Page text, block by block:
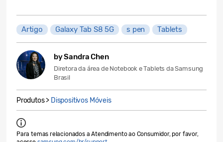
Artigo Galaxy Tab S8 5G s pen Tablets
by Sandra Chen
Diretora da área de Notebook e Tablets da Samsung
Brasil
Produtos > Dispositivos Móveis
Para temas relacionados a Atendimento ao Consumidor, por favor,